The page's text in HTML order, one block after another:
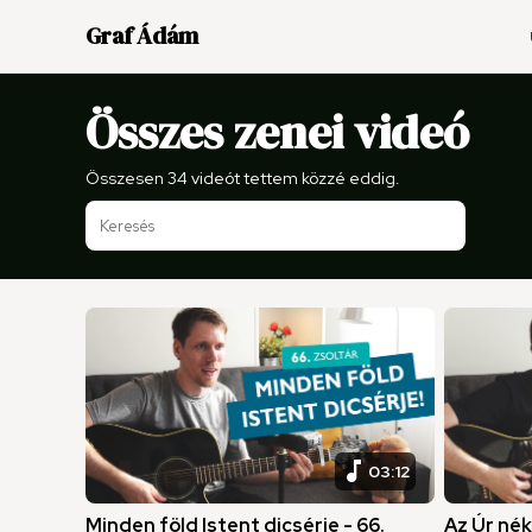
Graf Ádám
Összes zenei videó
Összesen 34 videót tettem közzé eddig.
music_note 03:12
Minden föld Istent dicsérje - 66.
Az Úr